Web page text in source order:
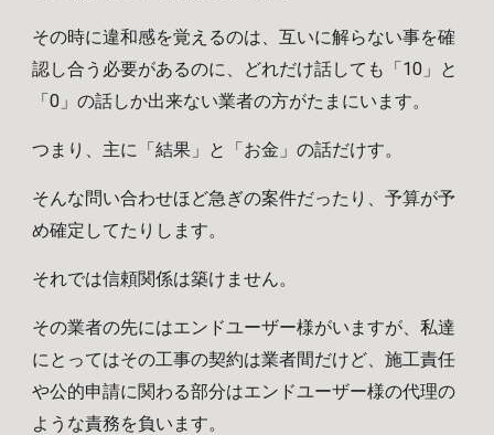
その時に違和感を覚えるのは、互いに解らない事を確
認し合う必要があるのに、どれだけ話しても「10」と
「0」の話しか出来ない業者の方がたまにいます。
つまり、主に「結果」と「お金」の話だけす。
そんな問い合わせほど急ぎの案件だったり、予算が予
め確定してたり します。
それでは信頼関係は築けません。
その業者の先にはエンドユーザー様がいますが、私達
にとってはその工事の契約は業者間だけど、施工責任
や公的申請に関わる部分はエンドユーザー様の代理の
ような責務を負います。